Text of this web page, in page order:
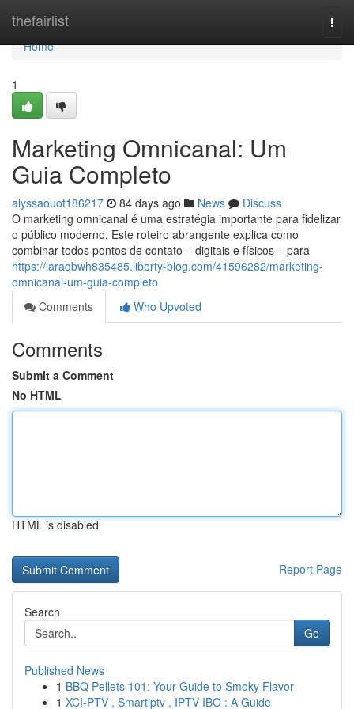
thefairlist
Home
Home
1
Marketing Omnicanal: Um
Guia Completo
alyssaouot186217 84 days ago News
Discuss
O marketing omnicanal é uma estratégia importante para fidelizar
o público moderno. Este roteiro abrangente explica como
combinar todos pontos de contato – digitais e físicos – para
https://laraqbwh835485.liberty-blog.com/41596282/marketing-
omnicanal-um-guia-completo
Comments
Who Upvoted
Comments
Submit a Comment
No HTML
HTML is disabled
Report Page
Search
Go
Published News
1 BBQ Pellets 101: Your Guide to Smoky Flavor
1 XCI-PTV , Smartiptv , IPTV IBO : A Guide